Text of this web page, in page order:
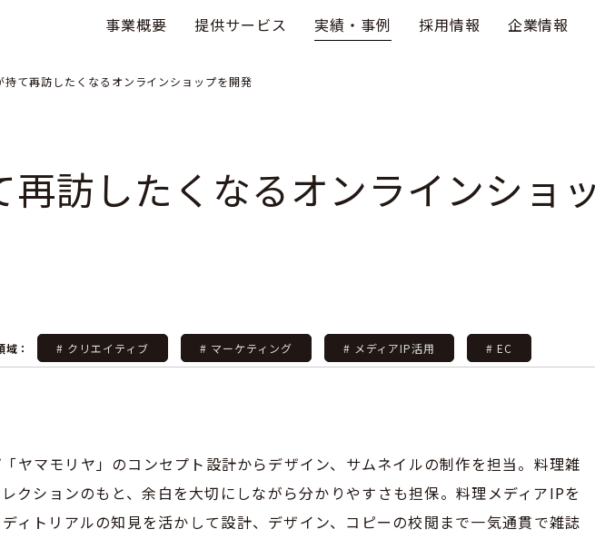
事業概要 提供サービス 実績・事例 採用情報 企業情報
持て再訪したくなるオンラインショップを開発
再訪したくなるオンラインショ
： # クリエイティブ # マーケティング # メディアIP活用 # EC
ヤマモリヤ」のコンセプト設計からデザイン、サムネイルの制作を担当。料理雑
クションのもと、余白を大切にしながら分かりやすさも担保。料理メディアIPを
ィトリアルの知見を活かして設計、デザイン、コピーの校閲まで一気通貫で雑誌